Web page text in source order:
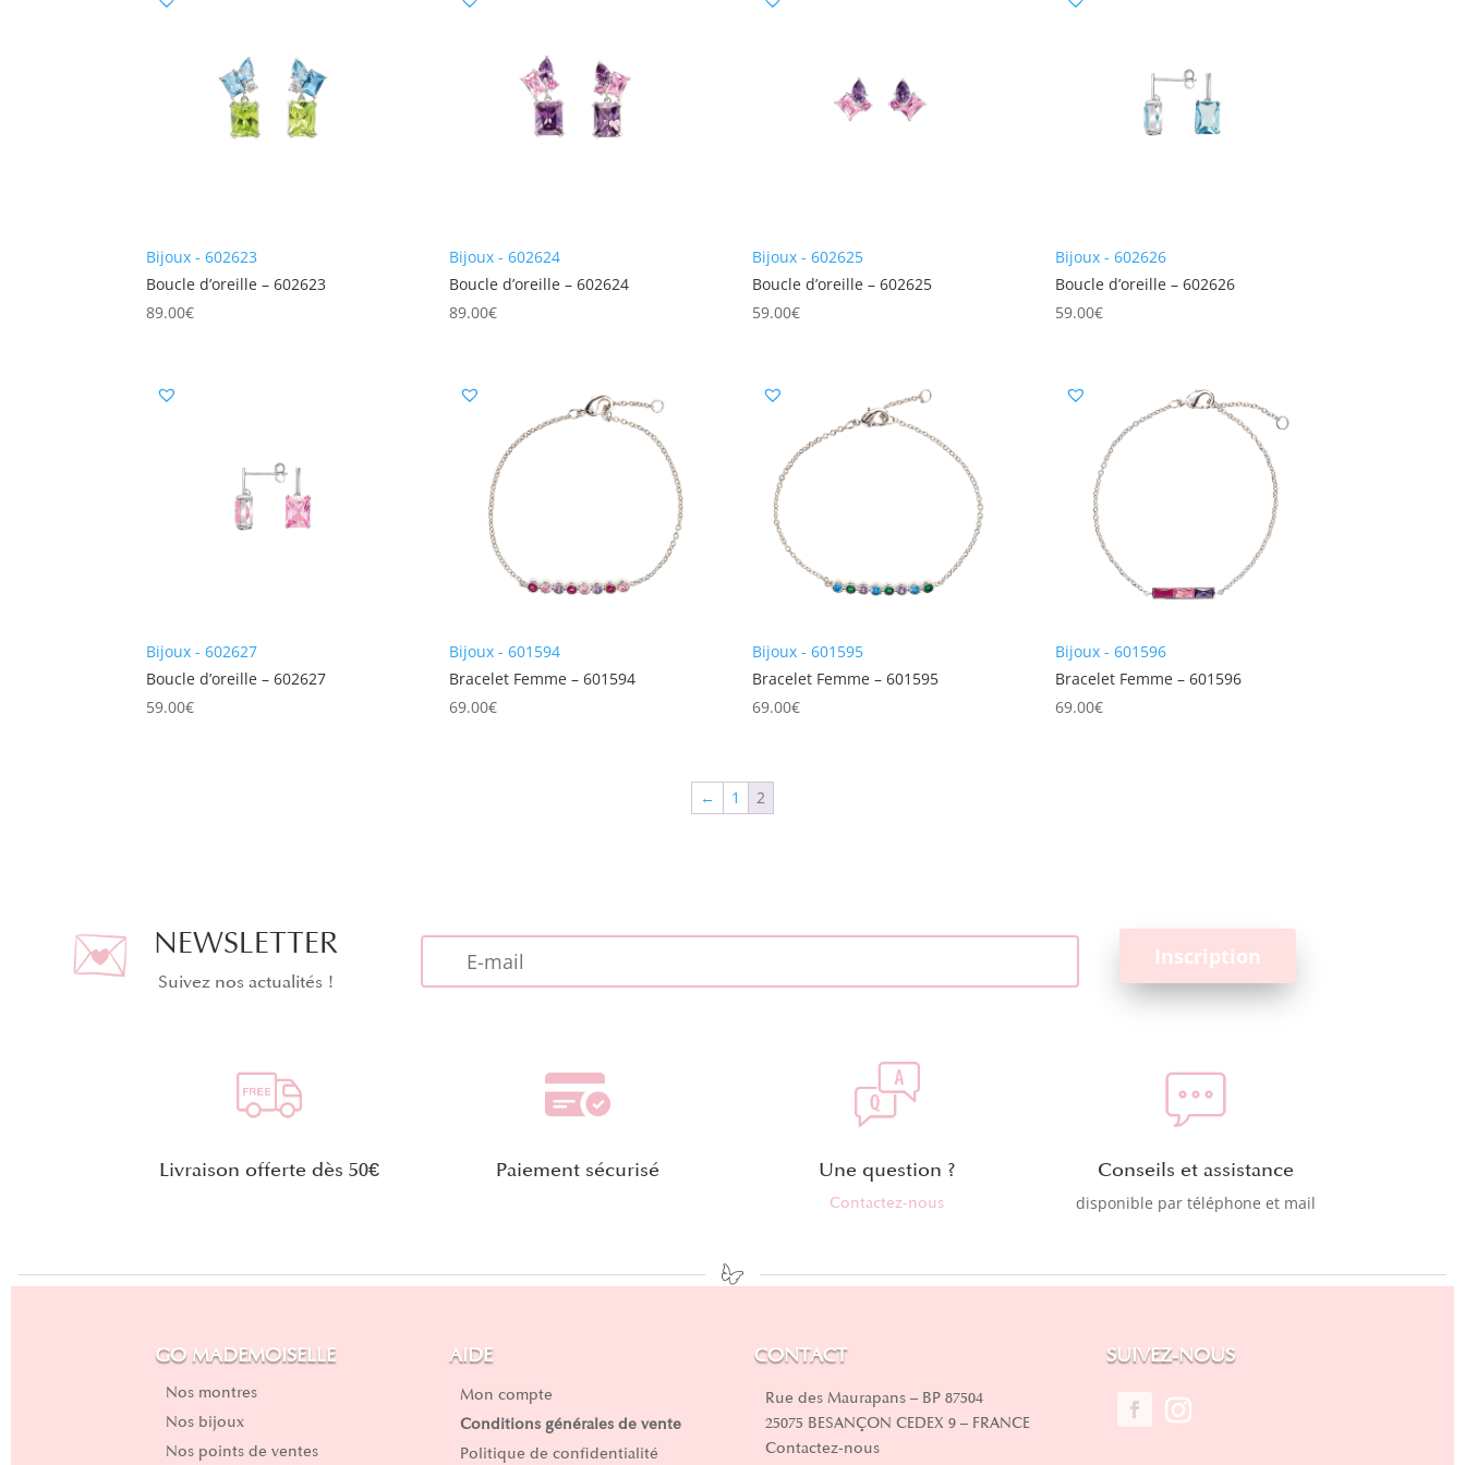
Bijoux - 602623
Boucle d’oreille – 602623
89.00€
Bijoux - 602624
Boucle d’oreille – 602624
89.00€
Bijoux - 602625
Boucle d’oreille – 602625
59.00€
Bijoux - 602626
Boucle d’oreille – 602626
59.00€
Bijoux - 602627
Boucle d’oreille – 602627
59.00€
Bijoux - 601594
Bracelet Femme – 601594
69.00€
Bijoux - 601595
Bracelet Femme – 601595
69.00€
Bijoux - 601596
Bracelet Femme – 601596
69.00€
← 1 2
NEWSLETTER
Suivez nos actualités !
Livraison offerte dès 50€ Paiement sécurisé Une question ?
Contactez-nous
Conseils et assistance
disponible par téléphone et mail
GO MADEMOISELLE
Nos montres
Nos bijoux
Nos points de ventes
AIDE
Mon compte
Conditions générales de vente
Politique de confidentialité
CONTACT
Rue des Maurapans – BP 87504
25075 BESANÇON CEDEX 9 – FRANCE
Contactez-nous
SUIVEZ-NOUS